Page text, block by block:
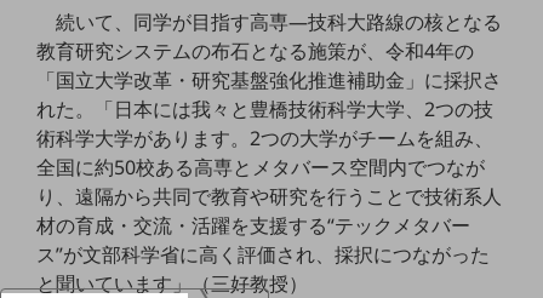
経験者採用
障がい者採用
人材育成制度
広告・協賛
NTTドコモグループ
続いて、同学が目指す高専―技科大路線の核となる
教育研究システムの布石となる施策が、令和4年の
「国立大学改革・研究基盤強化推進補助金」に採択さ
れた。「日本には我々と豊橋技術科学大学、2つの技
術科学大学があります。2つの大学がチームを組み、
全国に約50校ある高専とメタバース空間内でつなが
り、遠隔から共同で教育や研究を行うことで技術系人
材の育成・交流・活躍を支援する“テックメタバー
ス”が文部科学省に高く評価され、採択につながった
と聞いています」（三好教授）